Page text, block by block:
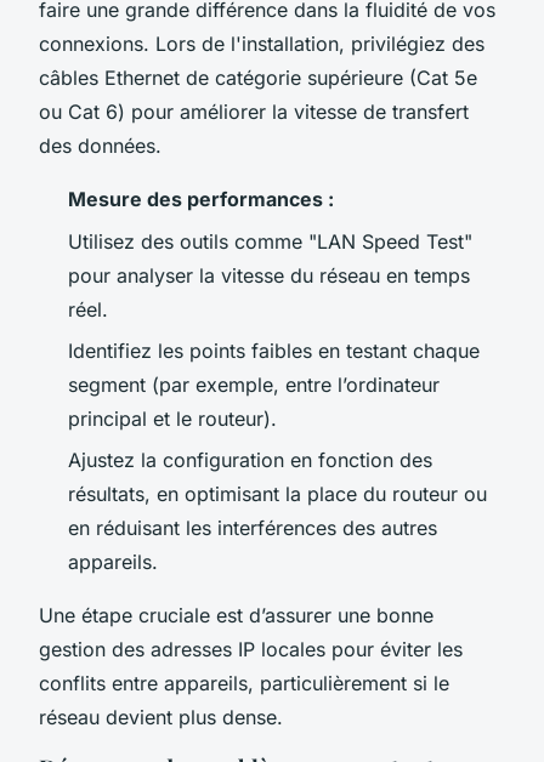
faire une grande différence dans la fluidité de vos
connexions. Lors de l'installation, privilégiez des
câbles Ethernet de catégorie supérieure (Cat 5e
ou Cat 6) pour améliorer la vitesse de transfert
des données.
Mesure des performances :
Utilisez des outils comme "LAN Speed Test"
pour analyser la vitesse du réseau en temps
réel.
Identifiez les points faibles en testant chaque
segment (par exemple, entre l’ordinateur
principal et le routeur).
Ajustez la configuration en fonction des
résultats, en optimisant la place du routeur ou
en réduisant les interférences des autres
appareils.
Une étape cruciale est d’assurer une bonne
gestion des adresses IP locales pour éviter les
conflits entre appareils, particulièrement si le
réseau devient plus dense.